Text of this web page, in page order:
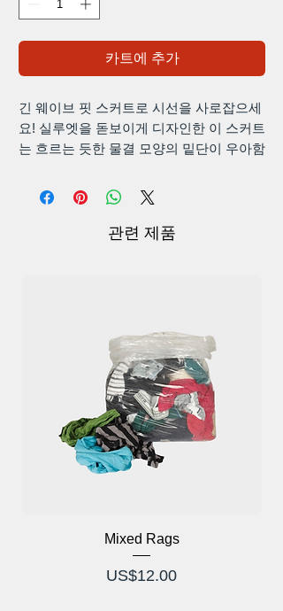
카트에 추가
긴 웨이브 핏 스커트로 시선을 사로잡으세
요! 실루엣을 돋보이게 디자인한 이 스커트
는 흐르는 듯한 물결 모양의 밑단이 우아함
어떤 상황에도 편안함과 스타일을 모두 제
하고 세련된 룩을 연출해보세요!
관련 제품
Mixed Rags
가격
US$12.00